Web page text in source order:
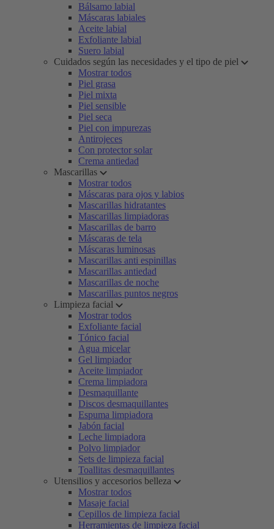
Bálsamo labial
Máscaras labiales
Aceite labial
Exfoliante labial
Suero labial
Cuidados según las necesidades y el tipo de piel
Mostrar todos
Piel grasa
Piel mixta
Piel sensible
Piel seca
Piel con impurezas
Antirojeces
Con protector solar
Crema antiedad
Mascarillas
Mostrar todos
Máscaras para ojos y labios
Mascarillas hidratantes
Mascarillas limpiadoras
Mascarillas de barro
Máscaras de tela
Máscaras luminosas
Mascarillas anti espinillas
Mascarillas antiedad
Mascarillas de noche
Mascarillas puntos negros
Limpieza facial
Mostrar todos
Exfoliante facial
Tónico facial
Agua micelar
Gel limpiador
Aceite limpiador
Crema limpiadora
Desmaquillante
Discos desmaquillantes
Espuma limpiadora
Jabón facial
Leche limpiadora
Polvo limpiador
Sets de limpieza facial
Toallitas desmaquillantes
Utensilios y accesorios belleza
Mostrar todos
Masaje facial
Cepillos de limpieza facial
Herramientas de limpieza facial